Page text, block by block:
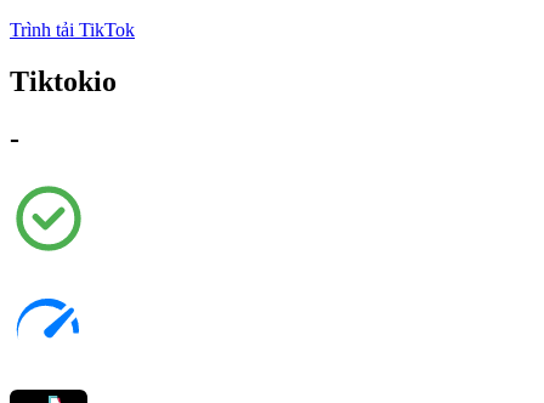
Trình tải TikTok
Tiktokio
-